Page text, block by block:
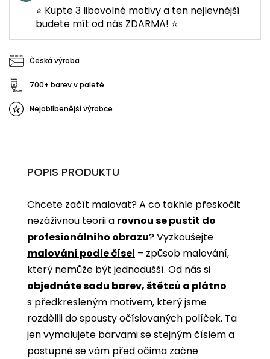
⭐ Kupte 3 libovolné motivy a ten nejlevnější
budete mít od nás ZDARMA! ⭐
Česká výroba
700+ barev v paletě
Nejoblíbenější výrobce
POPIS PRODUKTU
Chcete začít malovat? A co takhle přeskočit
nezáživnou teorii a rovnou se pustit do
profesionálního obrazu? Vyzkoušejte
malování podle čísel ­­– způsob malování,
který nemůže být jednodušší. Od nás si
objednáte sadu barev, štětců a plátno
s předkresleným motivem, který jsme
rozdělili do spousty očíslovaných políček. Ta
jen vymalujete barvami se stejným číslem a
postupně se vám před očima začne